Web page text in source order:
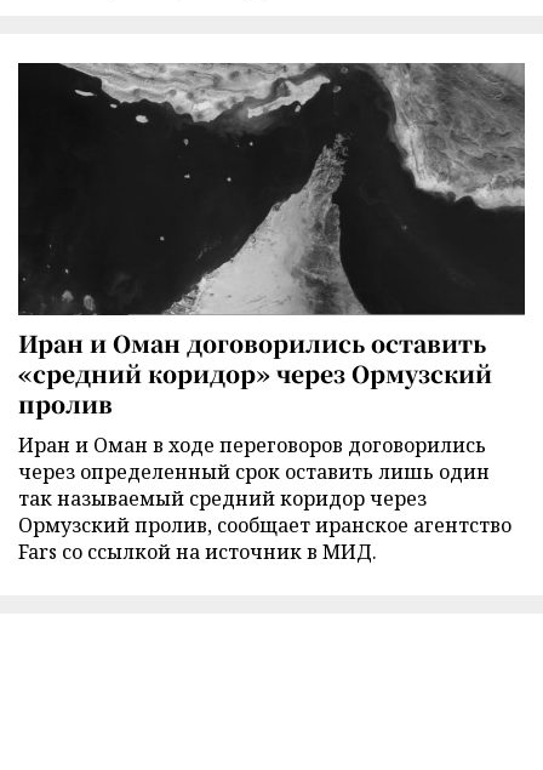
Иран и Оман договорились оставить
«средний коридор» через Ормузский
пролив
Иран и Оман в ходе переговоров договорились
через определенный срок оставить лишь один
так называемый средний коридор через
Ормузский пролив, сообщает иранское агентство
Fars со ссылкой на источник в МИД.